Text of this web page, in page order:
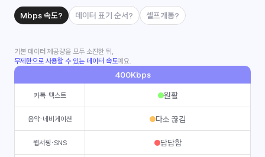
Mbps 속도? 데이터 표기 순서? 셀프개통?
기본 데이터 제공량을 모두 소진한 뒤,
무제한으로 사용할 수 있는 데이터 속도예요.
400Kbps
카톡·텍스트 원활
음악·네비게이션 다소 끊김
웹서핑·SNS 답답함